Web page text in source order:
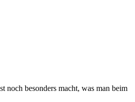
noch besonders macht, was man beim